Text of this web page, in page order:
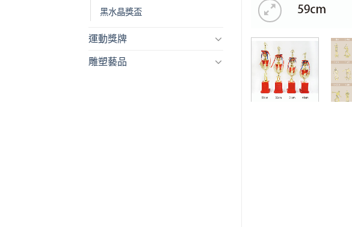
黑水晶獎盃
運動獎牌
雕塑藝品